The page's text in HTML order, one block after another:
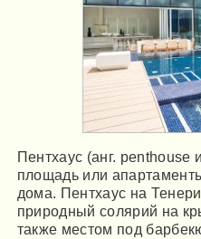
Пентхаус (анг. penthouse
площадь или
дома. Пентхаус на
природный солярий на
также местом под